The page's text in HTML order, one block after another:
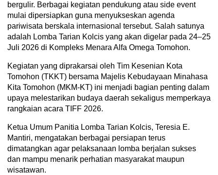
bergulir. Berbagai kegiatan pendukung atau side event
mulai dipersiapkan guna menyukseskan agenda
pariwisata berskala internasional tersebut. Salah satunya
adalah Lomba Tarian Kolcis yang akan digelar pada 24–25
Juli 2026 di Kompleks Menara Alfa Omega Tomohon.
Kegiatan yang diprakarsai oleh Tim Kesenian Kota
Tomohon (TKKT) bersama Majelis Kebudayaan Minahasa
Kita Tomohon (MKM-KT) ini menjadi bagian penting dalam
upaya melestarikan budaya daerah sekaligus memperkaya
rangkaian acara TIFF 2026.
Ketua Umum Panitia Lomba Tarian Kolcis, Teresia E.
Mantiri, mengatakan berbagai persiapan terus
dimatangkan agar pelaksanaan lomba berjalan sukses
dan mampu menarik perhatian masyarakat maupun
wisatawan.